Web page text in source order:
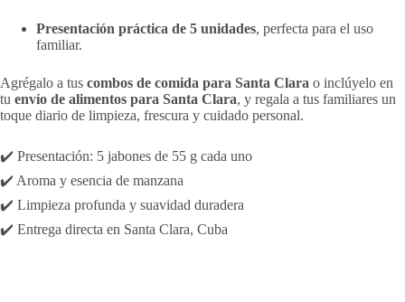
Presentación práctica de 5 unidades, perfecta para el uso
familiar.
Agrégalo a tus combos de comida para Santa Clara o inclúyelo en
tu envío de alimentos para Santa Clara, y regala a tus familiares un
toque diario de limpieza, frescura y cuidado personal.
✔️ Presentación: 5 jabones de 55 g cada uno
✔️ Aroma y esencia de manzana
✔️ Limpieza profunda y suavidad duradera
✔️ Entrega directa en Santa Clara, Cuba